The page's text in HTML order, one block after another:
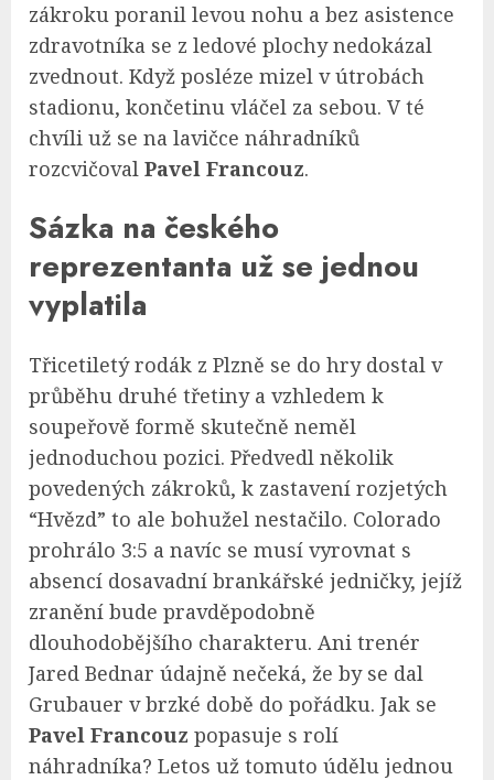
zákroku poranil levou nohu a bez asistence
zdravotníka se z ledové plochy nedokázal
zvednout. Když posléze mizel v útrobách
stadionu, končetinu vláčel za sebou. V té
chvíli už se na lavičce náhradníků
rozcvičoval Pavel Francouz.
Sázka na českého
reprezentanta už se jednou
vyplatila
Třicetiletý rodák z Plzně se do hry dostal v
průběhu druhé třetiny a vzhledem k
soupeřově formě skutečně neměl
jednoduchou pozici. Předvedl několik
povedených zákroků, k zastavení rozjetých
“Hvězd” to ale bohužel nestačilo. Colorado
prohrálo 3:5 a navíc se musí vyrovnat s
absencí dosavadní brankářské jedničky, jejíž
zranění bude pravděpodobně
dlouhodobějšího charakteru. Ani trenér
Jared Bednar údajně nečeká, že by se dal
Grubauer v brzké době do pořádku. Jak se
Pavel Francouz popasuje s rolí
náhradníka? Letos už tomuto údělu jednou